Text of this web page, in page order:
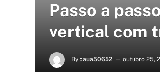
Passo a
vertical com
By caua50652 outubro 25,